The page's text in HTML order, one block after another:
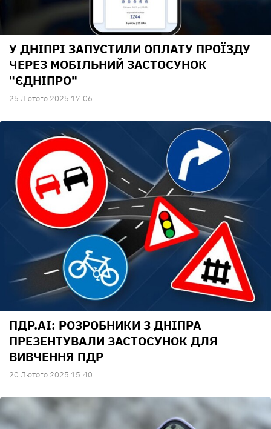
У ДНІПРІ ЗАПУСТИЛИ ОПЛАТУ ПРОЇЗДУ
ЧЕРЕЗ МОБІЛЬНИЙ ЗАСТОСУНОК
"ЄДНІПРО"
25 Лютого 2025 17:06
ПДР.AI: РОЗРОБНИКИ З ДНІПРА
ПРЕЗЕНТУВАЛИ ЗАСТОСУНОК ДЛЯ
ВИВЧЕННЯ ПДР
20 Лютого 2025 15:40